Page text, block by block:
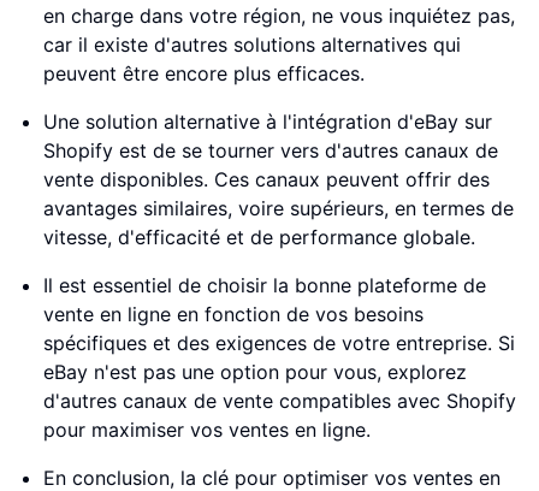
en charge dans votre région, ne vous inquiétez pas,
car il existe d'autres solutions alternatives qui
peuvent être encore plus efficaces.
Une solution alternative à l'intégration d'eBay sur
Shopify est de se tourner vers d'autres canaux de
vente disponibles. Ces canaux peuvent offrir des
avantages similaires, voire supérieurs, en termes de
vitesse, d'efficacité et de performance globale.
Il est essentiel de choisir la bonne plateforme de
vente en ligne en fonction de vos besoins
spécifiques et des exigences de votre entreprise. Si
eBay n'est pas une option pour vous, explorez
d'autres canaux de vente compatibles avec Shopify
pour maximiser vos ventes en ligne.
En conclusion, la clé pour optimiser vos ventes en